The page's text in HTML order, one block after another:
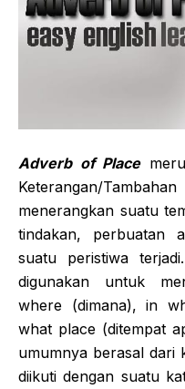
Adverb of Place
Keterangan/
menerangkan suatu
tindakan, perbuatan
suatu peristiwa
digunakan untuk
where (dimana), in
what place (ditempat
umumnya berasal dari
diikuti dengan suatu